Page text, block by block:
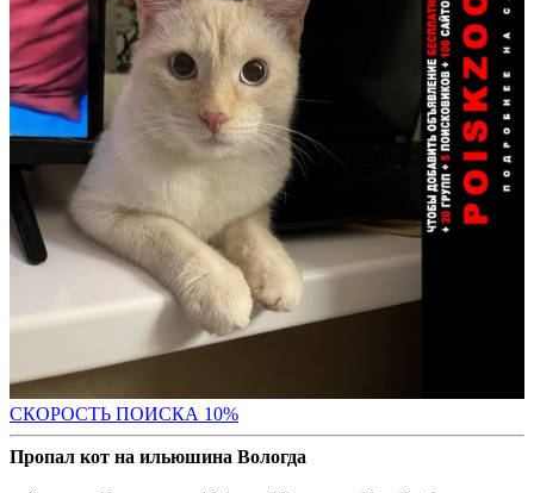
СКОРОСТЬ ПОИСКА 10%
Пропал кот на ильюшина Вологда